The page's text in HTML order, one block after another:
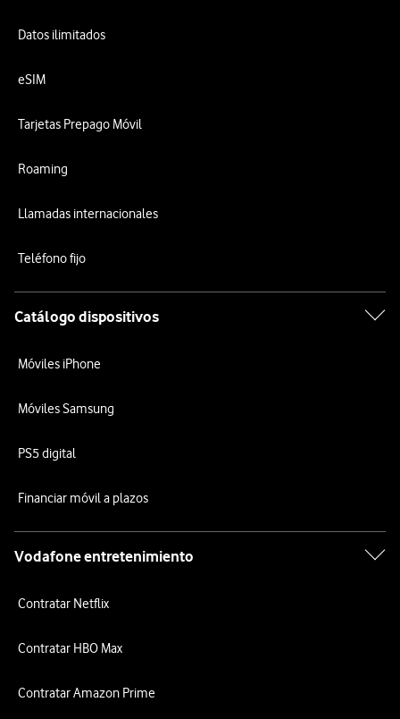
Datos ilimitados
eSIM
Tarjetas Prepago Móvil
Roaming
Llamadas internacionales
Teléfono fijo
Catálogo dispositivos
Móviles iPhone
Móviles Samsung
PS5 digital
Financiar móvil a plazos
Vodafone entretenimiento
Contratar Netflix
Contratar HBO Max
Contratar Amazon Prime